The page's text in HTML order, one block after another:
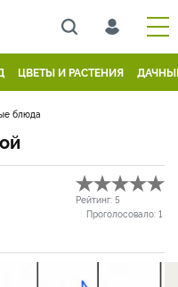
ЦВЕТЫ И РАСТЕНИЯ
блюда
Рейтинг: 5
Проголосовало: 1